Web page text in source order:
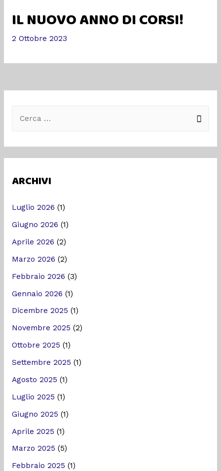
IL NUOVO ANNO DI CORSI!
2 Ottobre 2023
ARCHIVI
Luglio 2026 (1)
Giugno 2026 (1)
Aprile 2026 (2)
Marzo 2026 (2)
Febbraio 2026 (3)
Gennaio 2026 (1)
Dicembre 2025 (1)
Novembre 2025 (2)
Ottobre 2025 (1)
Settembre 2025 (1)
Agosto 2025 (1)
Luglio 2025 (1)
Giugno 2025 (1)
Aprile 2025 (1)
Marzo 2025 (5)
Febbraio 2025 (1)